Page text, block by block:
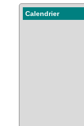
Calendrier